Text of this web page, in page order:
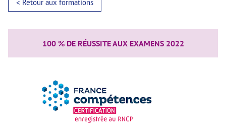
< Retour aux formations
100 % DE RÉUSSITE AUX EXAMENS 2022